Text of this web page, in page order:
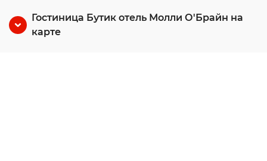
Гостиница Бутик отель Молли О'Брайн на
карте